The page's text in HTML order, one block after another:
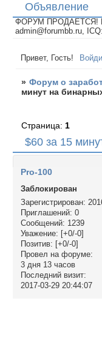
Объявление
ФОРУМ
admin@forumbb.ru,
Привет, Гость!
» Форум о
минут на
$60 за 15
Страница: 1
Pro-100
Заблокирован
Зарегистрирован:
Приглашений: 0
Сообщений: 1239
Уважение: [+0/-0]
Позитив: [+0/-0]
Провел на форуме:
3 дня 13 часов
Последний визит:
2017-03-29 20:44:07